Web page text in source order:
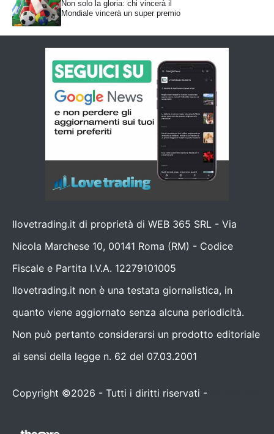
Non solo la gloria: chi vincerà il
Mondiale vincerà un super premio
Ilovetrading.it di proprietà di WEB 365 SRL - Via
Nicola Marchese 10, 00141 Roma (RM) - Codice
Fiscale e Partita I.V.A. 12279101005
Ilovetrading.it non è una testata giornalistica, in
quanto viene aggiornato senza alcuna periodicità.
Non può pertanto considerarsi un prodotto editoriale
ai sensi della legge n. 62 del 07.03.2001
Copyright ©2026 - Tutti i diritti riservati -